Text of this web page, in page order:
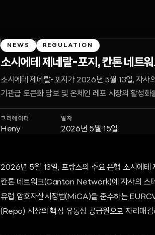
NEWS REGULATION
소시에테 제네랄-포지, 칸톤 네트
소시에테 제네랄-포지가 2026년 5월 13일, 자사
기관급 토큰화 담보 및 온체인 레포 시장의 활성화
크리에이터
Heny
일자
2026년 5월 15일
2026년 5월 13일, 프랑스의 주요 은행 소시에테
칸톤 네트워크(Canton Network)에 자사의 스테
유럽 암호자산시장법(MiCA)을 준수하는
(Repo) 시장의 핵심 유동성 공급원으로 자리매김